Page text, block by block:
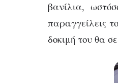
βανίλια,
παραγγείλεις
δοκιμή του θα